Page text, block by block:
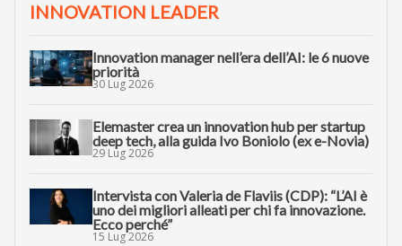
INNOVATION LEADER
Innovation manager nell’era dell’AI: le 6 nuove
priorità
30 Lug 2026
Elemaster crea un innovation hub per startup
deep tech, alla guida Ivo Boniolo (ex e-Novia)
29 Lug 2026
Intervista con Valeria de Flaviis (CDP): “L’AI è
uno dei migliori alleati per chi fa innovazione.
Ecco perché”
15 Lug 2026